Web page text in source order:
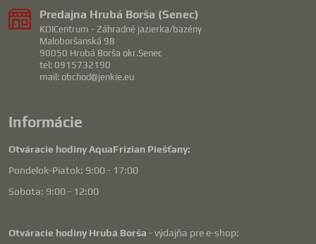
Predajna Hrubá Borša (Senec)
KOICentrum - Záhradné jazierka/bazény
Maloboršanská 98
90050 Hrubá Borša okr.Senec
tel: 0915732190
mail: obchod@jenkie.eu
Informácie
Otváracie hodiny AquaFrizian Piešťany:
Pondelok-Piatok: 9:00 - 17:00
Sobota: 9:00 - 12:00
Otváracie hodiny Hrubá Borša - výdajňa pre e-shop: